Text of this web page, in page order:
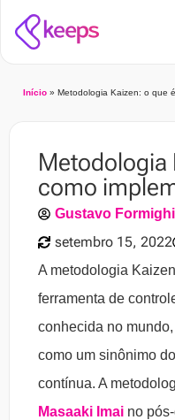
Início » Metodologia Kaizen: o que
Metodologia
como
Gustavo
setembro 15, 2022
A metodologia
ferramenta de
conhecida no
como um sinônimo
contínua. A
Masaaki Imai no